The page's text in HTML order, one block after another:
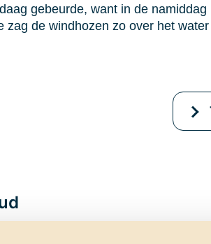
gebeurde, want in de
zag de windhozen zo over het